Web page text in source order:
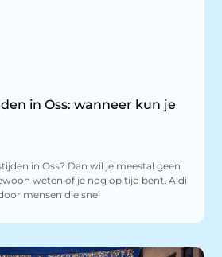
in Oss: wanneer kun je
in Oss? Dan wil je meestal geen
weten of je nog op tijd bent. Aldi
mensen die snel